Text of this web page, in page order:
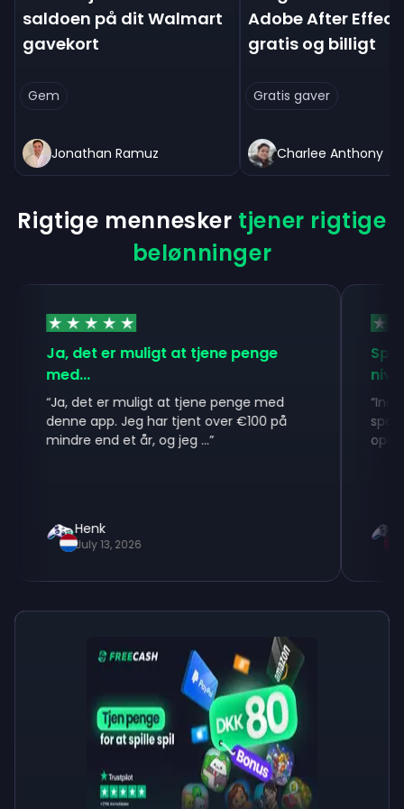
saldoen på dit Walmart
gavekort
Gem
Jonathan Ramuz
Adobe After
gratis og billigt
Gratis gaver
Charlee Anthony
Rigtige mennesker tjener rigtige
belønninger
Ja, det er muligt at tjene penge
med...
Ja, det er muligt at tjene penge med
denne app. Jeg har tjent over €100 på
mindre end et år, og jeg ...”
Henk
July 13, 2026
Spil
Indtil
spare
optjene
July